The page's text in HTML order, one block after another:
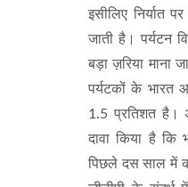
इसीलिए निर्यात
जाती है। पर्यटन
बड़ा ज़रिया माना
पर्यटकों के भारत
1.5 प्रतिशत है।
दावा किया है कि
पिछले दस साल में